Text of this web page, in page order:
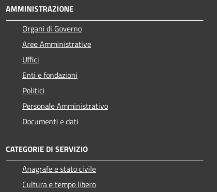
AMMINISTRAZIONE
Organi di Governo
Aree Amministrative
Uffici
Enti e fondazioni
Politici
Personale Amministrativo
Documenti e dati
CATEGORIE DI SERVIZIO
Anagrafe e stato civile
Cultura e tempo libero